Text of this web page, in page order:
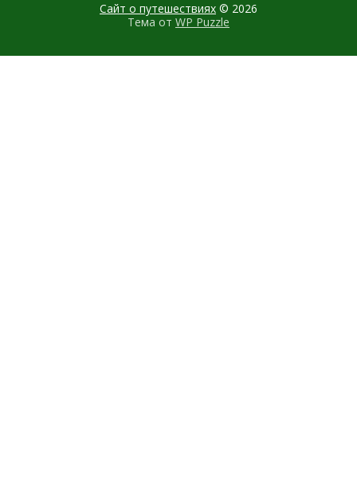
Сайт о путешествиях © 2026
Тема от WP Puzzle